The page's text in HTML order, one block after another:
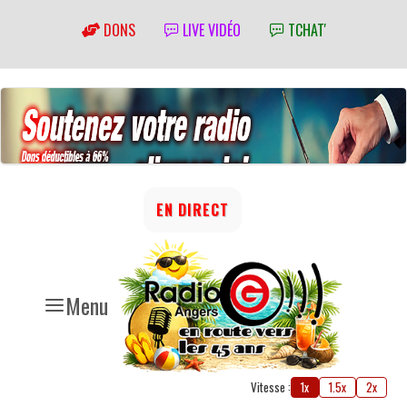
DONS LIVE VIDÉO TCHAT'
Menu
EN DIRECT
Vitesse : 1x 1.5x 2x